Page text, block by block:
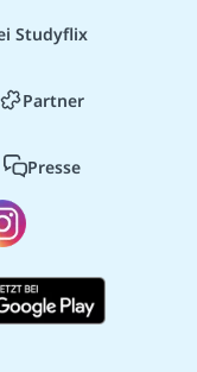
Studyflix
Partner
Presse